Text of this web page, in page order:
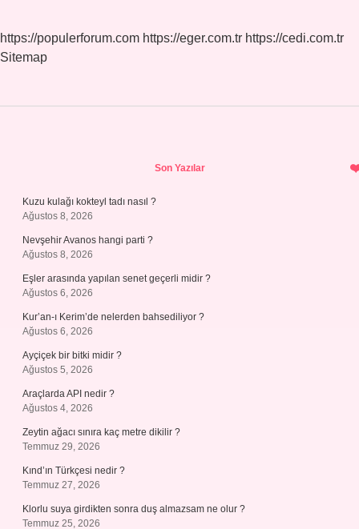
https://populerforum.com https://eger.com.tr https://cedi.com.tr
Sitemap
Son Yazılar
Kuzu kulağı kokteyl tadı nasıl ?
Ağustos 8, 2026
Nevşehir Avanos hangi parti ?
Ağustos 8, 2026
Eşler arasında yapılan senet geçerli midir ?
Ağustos 6, 2026
Kur’an-ı Kerim’de nelerden bahsediliyor ?
Ağustos 6, 2026
Ayçiçek bir bitki midir ?
Ağustos 5, 2026
Araçlarda API nedir ?
Ağustos 4, 2026
Zeytin ağacı sınıra kaç metre dikilir ?
Temmuz 29, 2026
Kınd’ın Türkçesi nedir ?
Temmuz 27, 2026
Klorlu suya girdikten sonra duş almazsam ne olur ?
Temmuz 25, 2026